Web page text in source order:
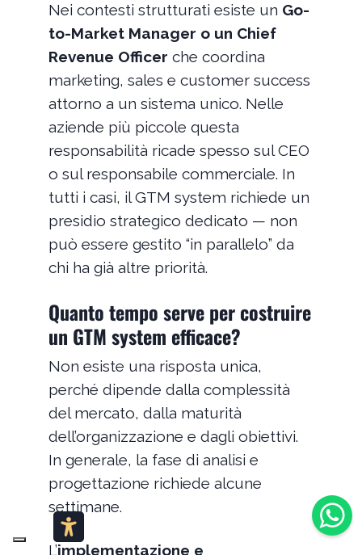
Nei contesti strutturati esiste un Go-
to-Market Manager o un Chief
Revenue Officer che coordina
marketing, sales e customer success
attorno a un sistema unico. Nelle
aziende più piccole questa
responsabilità ricade spesso sul CEO
o sul responsabile commerciale. In
tutti i casi, il GTM system richiede un
presidio strategico dedicato — non
può essere gestito “in parallelo” da
chi ha già altre priorità.
Quanto tempo serve per costruire
un GTM system efficace?
Non esiste una risposta unica,
perché dipende dalla complessità
del mercato, dalla maturità
dell’organizzazione e dagli obiettivi.
In generale, la fase di analisi e
progettazione richiede alcune
settimane.
L’implementazione e